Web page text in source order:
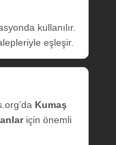
kullanılır.
eşleşir.
Kumaş
için önemli